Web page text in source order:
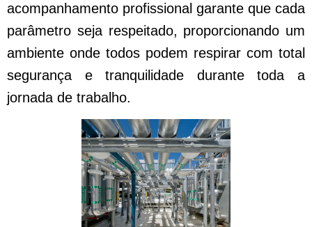
acompanhamento profissional garante que cada
parâmetro seja respeitado, proporcionando um
ambiente onde todos podem respirar com total
segurança e tranquilidade durante toda a
jornada de trabalho.